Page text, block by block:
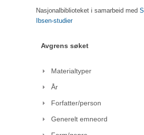
Nasjonalbiblioteket i samarbeid med
Ibsen-studier
Avgrens søket
Materialtyper
År
Forfatter/person
Generelt emneord